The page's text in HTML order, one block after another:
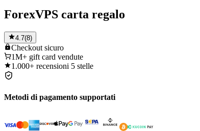
ForexVPS carta regalo
4.7(8)
Checkout sicuro
1M+ gift card vendute
1.000+ recensioni 5 stelle
Metodi di pagamento supportati